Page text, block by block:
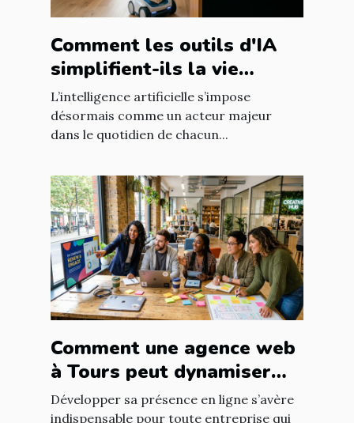
Comment les outils d'IA
simplifient-ils la vie
quotidienne ?
L’intelligence artificielle s’impose
désormais comme un acteur majeur
dans le quotidien de chacun...
Comment une agence web
à Tours peut dynamiser
votre entreprise locale
Développer sa présence en ligne s’avère
indispensable pour toute entreprise qui